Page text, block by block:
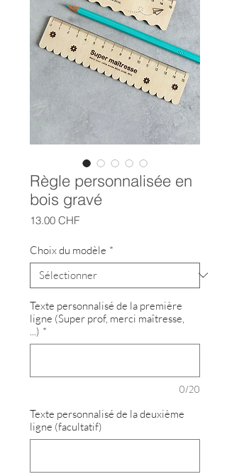
Règle personnalisée en
bois gravé
13.00 CHFPrix
Choix du modèle *
Texte personnalisé de la première
ligne (Super prof, merci maîtresse,
...) *
0/20
Texte personnalisé de la deuxième
ligne (facultatif)